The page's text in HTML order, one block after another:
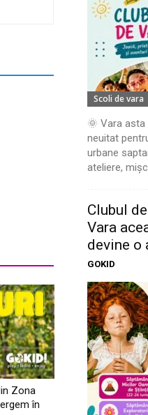
Zona
în
Scoli de vara
🌞 Vara
neuitat
urbane
ateliere,
Clubul
Vara
devine o
GOKID